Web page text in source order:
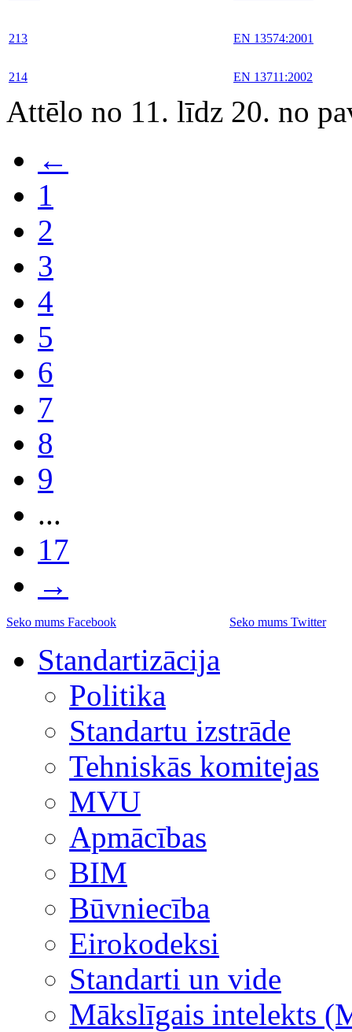
213 EN 13574:2001
214 EN 13711:2002
Attēlo no 11. līdz 20. no
←
1
2
3
4
5
6
7
8
9
...
17
→
Seko mums Facebook Seko mums Twitter
Standartizācija
Politika
Standartu izstrāde
Tehniskās komitejas
MVU
Apmācības
BIM
Būvniecība
Eirokodeksi
Standarti un vide
Mākslīgais intelekts